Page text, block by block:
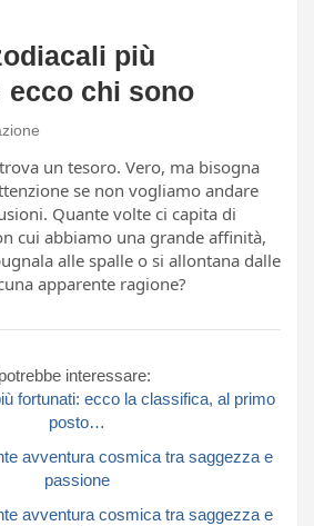
più
ecco chi sono
un tesoro. Vero, ma bisogna
se non vogliamo andare
Quante volte ci capita di
cui abbiamo una grande affinità,
alle spalle o si allontana dalle
apparente ragione?
interessare:
fortunati: ecco la classifica, al primo
posto…
avventura cosmica tra saggezza e
passione
avventura cosmica tra saggezza e